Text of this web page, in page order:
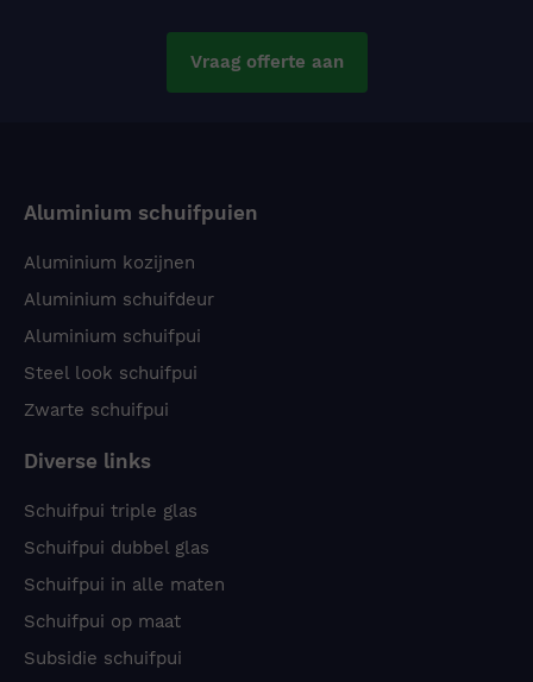
Vraag offerte aan
Aluminium schuifpuien
Aluminium kozijnen
Aluminium schuifdeur
Aluminium schuifpui
Steel look schuifpui
Zwarte schuifpui
Diverse links
Schuifpui triple glas
Schuifpui dubbel glas
Schuifpui in alle maten
Schuifpui op maat
Subsidie schuifpui